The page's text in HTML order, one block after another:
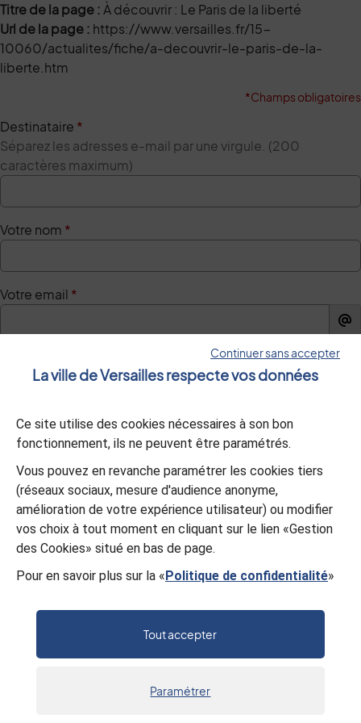
Titre de la page : À découvrir : Le Paris de la liberté
Url de la page : https://www.versailles.fr/15-
10060/actualites/fiche/a-decouvrir-le-paris-de-la-
liberte.htm
*Champs obligatoires
Destinataire *
Séparez les adresses e-mail par une virgule. (200
caractères maximum)
Votre nom *
Votre email *
Validation*
À des fins de sécurité, veuillez sélectionner les4 premiers
caractères de la série.
T I B Z Y N J M
Valider
Continuer sans accepter
La ville de Versailles respecte vos données
Ce site utilise des cookies nécessaires à son bon
fonctionnement, ils ne peuvent être paramétrés.
Vous pouvez en revanche paramétrer les cookies tiers
(réseaux sociaux, mesure d'audience anonyme,
amélioration de votre expérience utilisateur) ou modifier
vos choix à tout moment en cliquant sur le lien «Gestion
des Cookies» situé en bas de page.
Pour en savoir plus sur la «Politique de confidentialité»
Tout accepter
Paramétrer